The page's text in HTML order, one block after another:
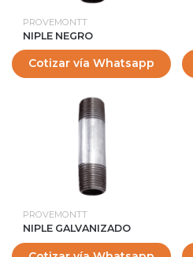
PROVEMONTT
NIPLE NEGRO
Cotizar vía Whatsapp
PROVEMONTT
NIPLE GALVANIZADO